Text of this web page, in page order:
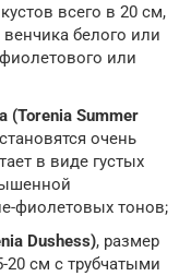
всего в 20 см,
белого или
или
(Torenia Summer
очень
в виде густых
фиолетовых тонов;
Dushess), размер
20 см с трубчатыми